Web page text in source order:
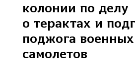
колонии по делу
о терактах и
поджога военных
самолетов